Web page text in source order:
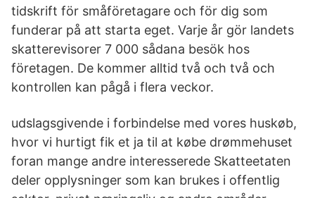
tidskrift för småföretagare och för dig som
funderar på att starta eget. Varje år gör landets
skatterevisorer 7 000 sådana besök hos
företagen. De kommer alltid två och två och
kontrollen kan pågå i flera veckor.
udslagsgivende i forbindelse med vores huskøb,
hvor vi hurtigt fik et ja til at købe drømmehuset
foran mange andre interesserede Skatteetaten
deler opplysninger som kan brukes i offentlig